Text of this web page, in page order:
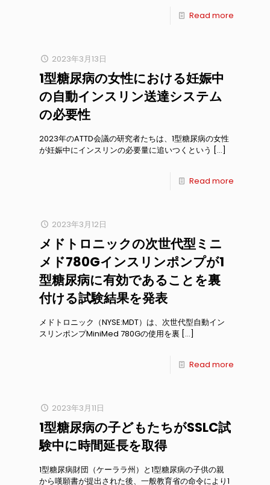
Read more
2023年3月13日
1型糖尿病の女性における妊娠中
の自動インスリン送達システム
の必要性
2023年のATTD会議の研究者たちは、1型糖尿病の女性
が妊娠中にインスリンの必要量に追いつくという […]
Read more
2023年3月12日
メドトロニックの次世代型ミニ
メド780Gインスリンポンプが1
型糖尿病に有効であることを裏
付ける試験結果を発表
メドトロニック（NYSE:MDT）は、次世代型自動イン
スリンポンプMiniMed 780Gの使用を裏 […]
Read more
2023年3月11日
1型糖尿病の子どもたちがSSLC試
験中に時間延長を取得
1型糖尿病財団（ケーララ州）と1型糖尿病の子供の親
から嘆願書が提出された後、一般教育省の命令により1